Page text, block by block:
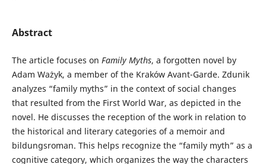
Abstract
The article focuses on Family Myths, a forgotten novel by
Adam Ważyk, a member of the Kraków Avant-Garde. Zdunik
analyzes “family myths” in the context of social changes
that resulted from the First World War, as depicted in the
novel. He discusses the reception of the work in relation to
the historical and literary categories of a memoir and
bildungsroman. This helps recognize the “family myth” as a
cognitive category, which organizes the way the characters